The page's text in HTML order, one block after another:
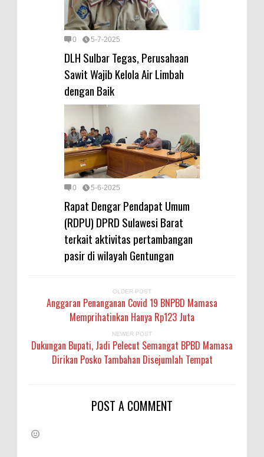
0 5-7-2025
DLH Sulbar Tegas, Perusahaan
Sawit Wajib Kelola Air Limbah
dengan Baik
0 5-6-2025
Rapat Dengar Pendapat Umum
(RDPU) DPRD Sulawesi Barat
terkait aktivitas pertambangan
pasir di wilayah Gentungan
OLDER POST
Anggaran Penanganan Covid 19 BNPBD Mamasa
Memprihatinkan Hanya Rp123 Juta
NEWER POST
Dukungan Bupati, Jadi Pelecut Semangat BPBD Mamasa
Dirikan Posko Tambahan Disejumlah Tempat
POST A COMMENT